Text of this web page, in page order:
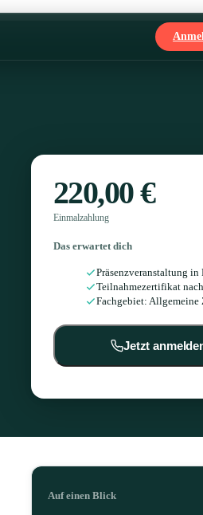
220,00 €
Einmalzahlung
Das erwartet dich
Präsenzveranstaltung in
Teilnahmezertifikat
Fachgebiet: Allgemeine
Jetzt
Auf einen Blick